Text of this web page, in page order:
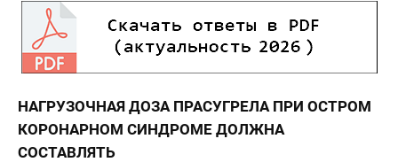
НАГРУЗОЧНАЯ ДОЗА ПРАСУГРЕЛА ПРИ ОСТРОМ
КОРОНАРНОМ СИНДРОМЕ ДОЛЖНА
СОСТАВЛЯТЬ